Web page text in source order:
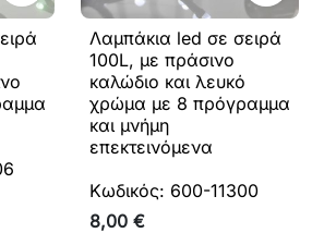
Λαμπάκια led σε σειρά
100L, με πράσινο
καλώδιο και λευκό
χρώμα με 8 πρόγραμμα
και μνήμη
επεκτεινόμενα
Κωδικός: 600-11300
8,00 €